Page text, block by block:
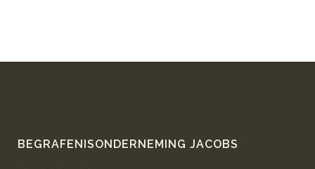
BEGRAFENISONDERNEMING JACOBS